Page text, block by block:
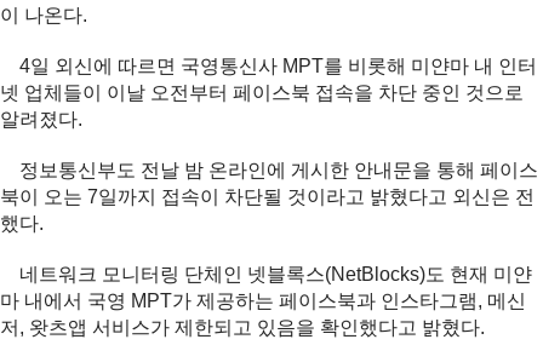
이 나온다.
4일 외신에 따르면 국영통신사 MPT를 비롯해 미얀마 내 인터
넷 업체들이 이날 오전부터 페이스북 접속을 차단 중인 것으로
알려졌다.
정보통신부도 전날 밤 온라인에 게시한 안내문을 통해 페이스
북이 오는 7일까지 접속이 차단될 것이라고 밝혔다고 외신은 전
했다.
네트워크 모니터링 단체인 넷블록스(NetBlocks)도 현재 미얀
마 내에서 국영 MPT가 제공하는 페이스북과 인스타그램, 메신
저, 왓츠앱 서비스가 제한되고 있음을 확인했다고 밝혔다.